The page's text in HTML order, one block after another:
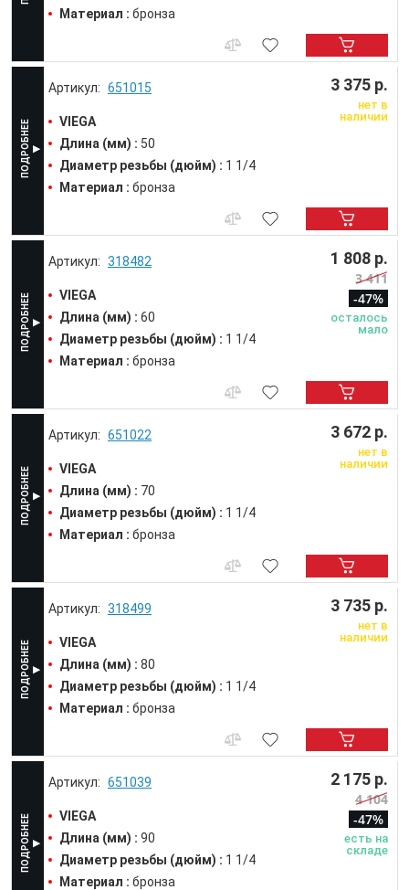
Материал : бронза
651015
VIEGA
Длина (мм) : 50
Диаметр резьбы (дюйм) : 1 1/4
Материал : бронза
3 375 р.
нет в
наличии
318482
VIEGA
Длина (мм) : 60
Диаметр резьбы (дюйм) : 1 1/4
Материал : бронза
1 808 р.
3 411
-47%
осталось
мало
651022
VIEGA
Длина (мм) : 70
Диаметр резьбы (дюйм) : 1 1/4
Материал : бронза
3 672 р.
нет в
наличии
318499
VIEGA
Длина (мм) : 80
Диаметр резьбы (дюйм) : 1 1/4
Материал : бронза
3 735 р.
нет в
наличии
651039
VIEGA
Длина (мм) : 90
Диаметр резьбы (дюйм) : 1 1/4
Материал : бронза
2 175 р.
4 104
-47%
есть на
складе